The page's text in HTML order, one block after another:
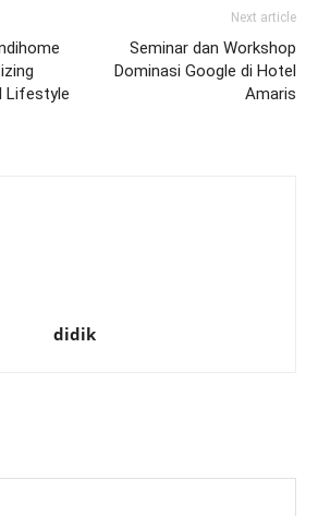
Lifestyle
Next article
Seminar dan Workshop
Dominasi Google di Hotel
Amaris
didik